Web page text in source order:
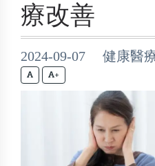
療改善
2024-09-07 健康醫
+